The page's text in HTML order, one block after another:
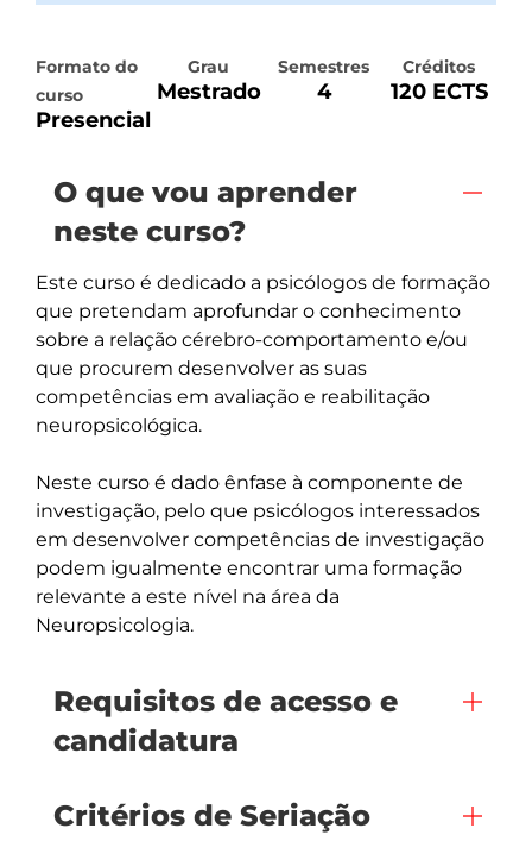
Formato do
curso
Presencial
Grau
Mestrado
Semestres
4
Créditos
120 ECTS
O que vou aprender
neste curso?
Este curso é dedicado a psicólogos de formação
que pretendam aprofundar o conhecimento
sobre a relação cérebro-comportamento e/ou
que procurem desenvolver as suas
competências em avaliação e reabilitação
neuropsicológica.
Neste curso é dado ênfase à componente de
investigação, pelo que psicólogos interessados
em desenvolver competências de investigação
podem igualmente encontrar uma formação
relevante a este nível na área da
Neuropsicologia.
Requisitos de acesso e
candidatura
Critérios de Seriação